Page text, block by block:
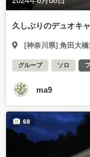
久しぶりのデュオキ
[神奈川県] 角田大
グループ ソロ
ma9
68